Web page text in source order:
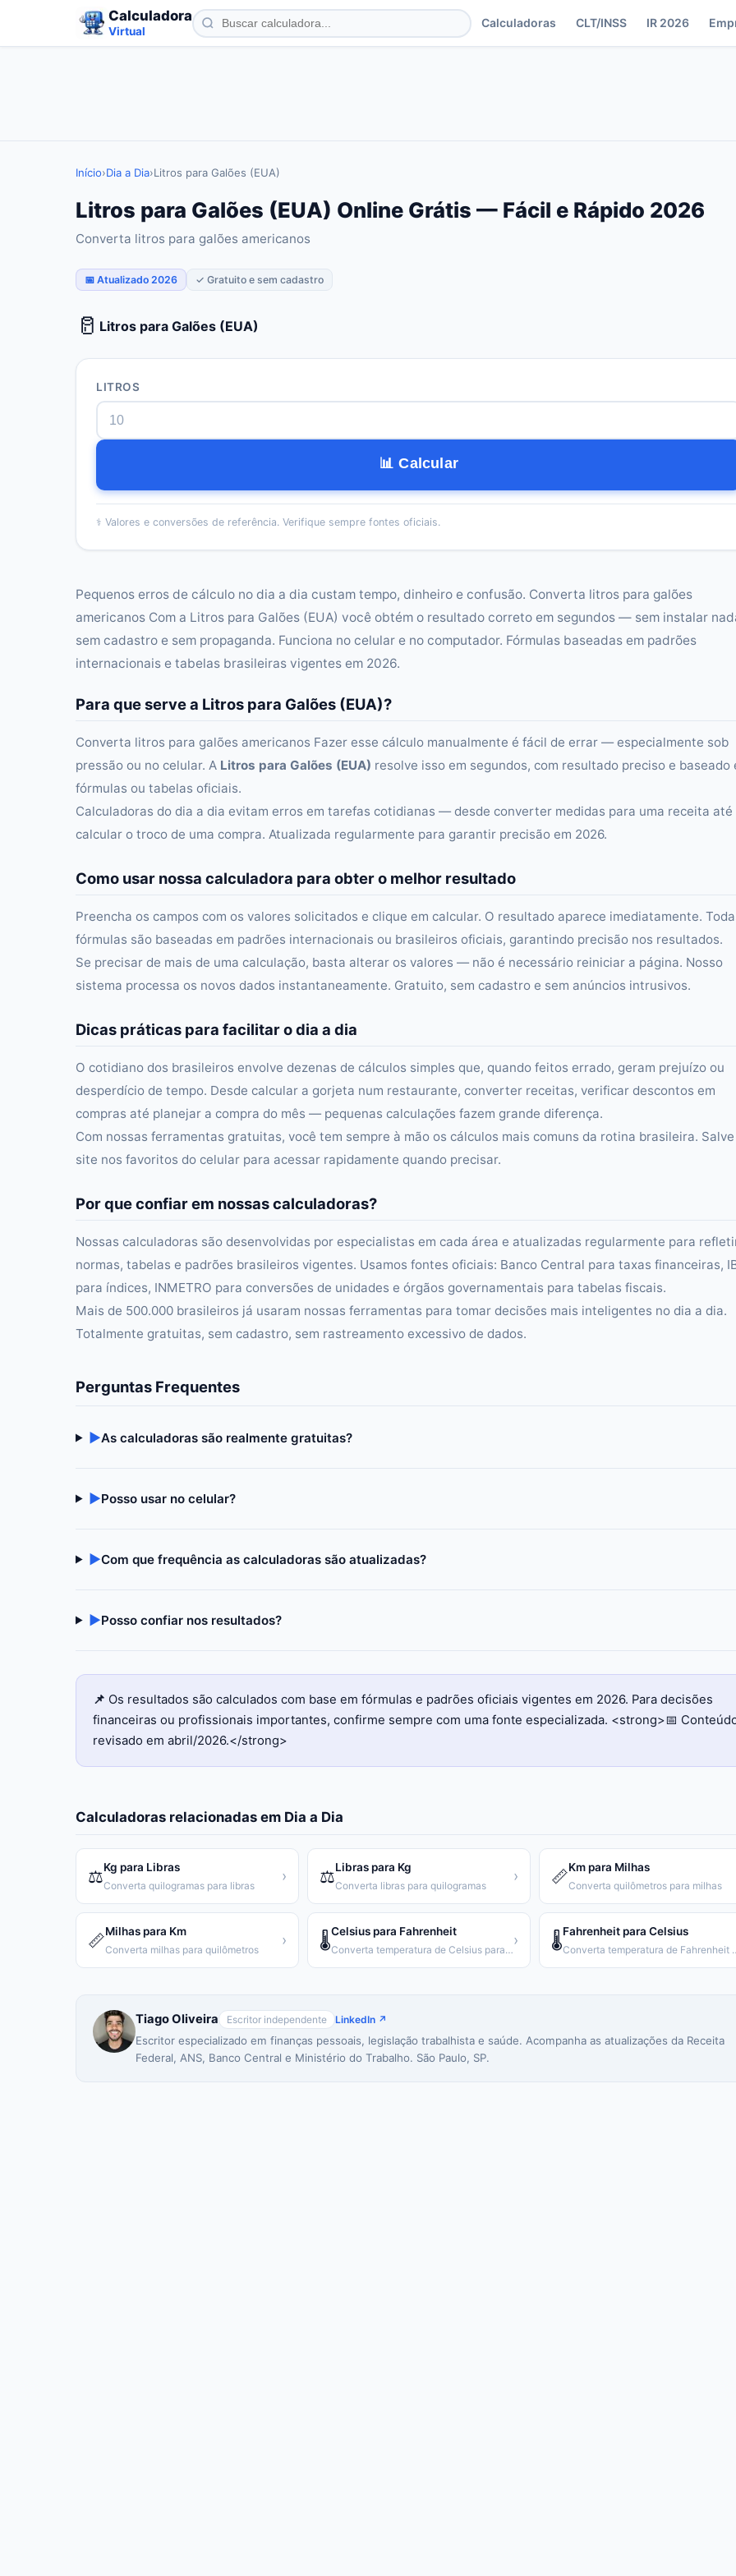
Calculadora
Virtual
Calculadoras CLT/INSS IR 2026
Início›Dia a Dia›Litros para Galões (EUA)
Litros para Galões (EUA) Online Grátis — Fácil e Rápido 2026
Converta litros para galões americanos
📅 Atualizado 2026 ✓ Gratuito e sem cadastro
🥛 Litros para Galões (EUA)
LITROS
📊 Calcular
⚕️ Valores e conversões de referência. Verifique sempre fontes oficiais.
Pequenos erros de cálculo no dia a dia custam tempo, dinheiro e confusão. Converta litros para galões
americanos Com a Litros para Galões (EUA) você obtém o resultado correto em segundos — sem instalar
sem cadastro e sem propaganda. Funciona no celular e no computador. Fórmulas baseadas em padrões
internacionais e tabelas brasileiras vigentes em 2026.
Para que serve a Litros para Galões (EUA)?
Converta litros para galões americanos Fazer esse cálculo manualmente é fácil de errar — especialmente sob
pressão ou no celular. A Litros para Galões (EUA) resolve isso em segundos, com resultado preciso e baseado
fórmulas ou tabelas oficiais.
Calculadoras do dia a dia evitam erros em tarefas cotidianas — desde converter medidas para uma receita até
calcular o troco de uma compra. Atualizada regularmente para garantir precisão em 2026.
Como usar nossa calculadora para obter o melhor resultado
Preencha os campos com os valores solicitados e clique em calcular. O resultado aparece imediatamente.
fórmulas são baseadas em padrões internacionais ou brasileiros oficiais, garantindo precisão nos resultados.
Se precisar de mais de uma calculação, basta alterar os valores — não é necessário reiniciar a página. Nosso
sistema processa os novos dados instantaneamente. Gratuito, sem cadastro e sem anúncios intrusivos.
Dicas práticas para facilitar o dia a dia
O cotidiano dos brasileiros envolve dezenas de cálculos simples que, quando feitos errado, geram prejuízo ou
desperdício de tempo. Desde calcular a gorjeta num restaurante, converter receitas, verificar descontos em
compras até planejar a compra do mês — pequenas calculações fazem grande diferença.
Com nossas ferramentas gratuitas, você tem sempre à mão os cálculos mais comuns da rotina brasileira.
site nos favoritos do celular para acessar rapidamente quando precisar.
Por que confiar em nossas calculadoras?
Nossas calculadoras são desenvolvidas por especialistas em cada área e atualizadas regularmente para
normas, tabelas e padrões brasileiros vigentes. Usamos fontes oficiais: Banco Central para taxas financeiras,
para índices, INMETRO para conversões de unidades e órgãos governamentais para tabelas fiscais.
Mais de 500.000 brasileiros já usaram nossas ferramentas para tomar decisões mais inteligentes no dia a dia.
Totalmente gratuitas, sem cadastro, sem rastreamento excessivo de dados.
Perguntas Frequentes
▶As calculadoras são realmente gratuitas?
▶Posso usar no celular?
▶Com que frequência as calculadoras são atualizadas?
▶Posso confiar nos resultados?
📌 Os resultados são calculados com base em fórmulas e padrões oficiais vigentes em 2026. Para decisões
financeiras ou profissionais importantes, confirme sempre com uma fonte especializada. <strong>📅
revisado em abril/2026.</strong>
Calculadoras relacionadas em Dia a Dia
⚖️Kg para Libras
Converta quilogramas para libras
› ⚖️Libras para Kg
Converta libras para quilogramas
› 📏Km para Milhas
Converta quilômetros para milhas
📏Milhas para Km
Converta milhas para quilômetros
› 🌡️Celsius para Fahrenheit
Converta temperatura de Celsius para Fahrenheit
› 🌡️Fahrenheit para Celsius
Converta
Tiago Oliveira Escritor independente LinkedIn ↗
Escritor especializado em finanças pessoais, legislação trabalhista e saúde. Acompanha as atualizações da Receita
Federal, ANS, Banco Central e Ministério do Trabalho. São Paulo, SP.